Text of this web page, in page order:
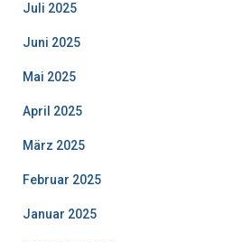
Juli 2025
Juni 2025
Mai 2025
April 2025
März 2025
Februar 2025
Januar 2025